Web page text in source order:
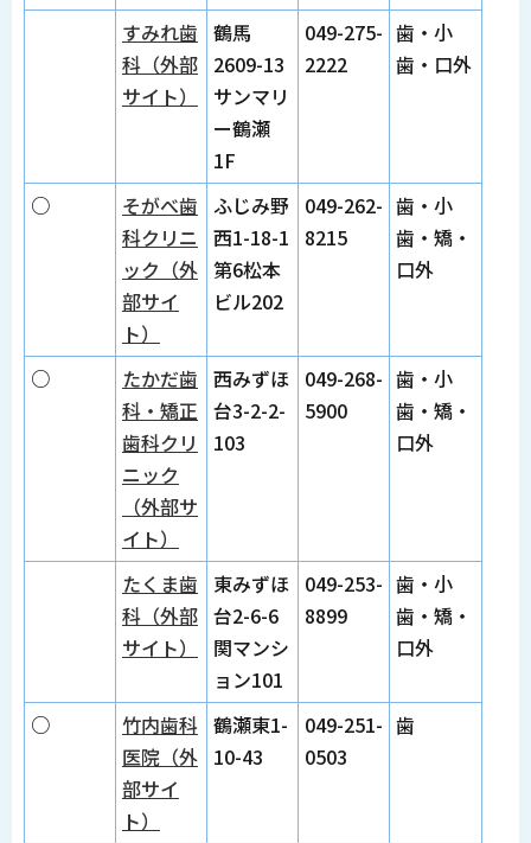
すみれ歯
科（外部
サイト）
鶴馬
2609-13
サンマリ
ー鶴瀬
1F
049-275-
2222
歯・小
歯・口外
○
そがべ歯
科クリニ
ック（外
部サイ
ト）
ふじみ野
西1-18-1
第6松本
ビル202
049-262-
8215
歯・小
歯・矯・
口外
○
たかだ歯
科・矯正
歯科クリ
ニック
（外部サ
イト）
西みずほ
台3-2-2-
103
049-268-
5900
歯・小
歯・矯・
口外
たくま歯
科（外部
サイト）
東みずほ
台2-6-6
関マンシ
ョン101
049-253-
8899
歯・小
歯・矯・
口外
○
竹内歯科
医院（外
部サイ
ト）
鶴瀬東1-
10-43
049-251-
0503
歯